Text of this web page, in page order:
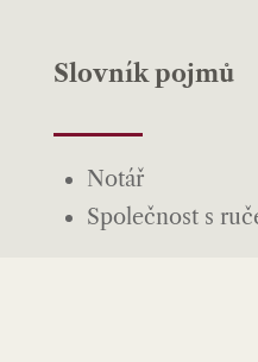
Slovník pojmů
Notář
Společnost s